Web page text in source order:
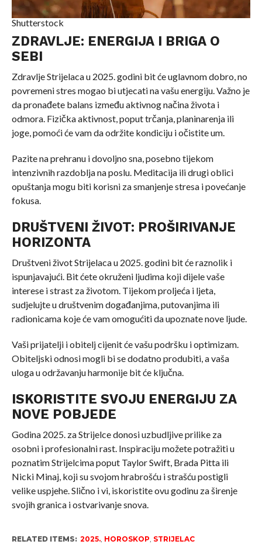
Shutterstock
ZDRAVLJE: ENERGIJA I BRIGA O
SEBI
Zdravlje Strijelaca u 2025. godini bit će uglavnom dobro, no
povremeni stres mogao bi utjecati na vašu energiju. Važno je
da pronađete balans između aktivnog načina života i
odmora. Fizička aktivnost, poput trčanja, planinarenja ili
joge, pomoći će vam da održite kondiciju i očistite um.
Pazite na prehranu i dovoljno sna, posebno tijekom
intenzivnih razdoblja na poslu. Meditacija ili drugi oblici
opuštanja mogu biti korisni za smanjenje stresa i povećanje
fokusa.
DRUŠTVENI ŽIVOT: PROŠIRIVANJE
HORIZONTA
Društveni život Strijelaca u 2025. godini bit će raznolik i
ispunjavajući. Bit ćete okruženi ljudima koji dijele vaše
interese i strast za životom. Tijekom proljeća i ljeta,
sudjelujte u društvenim događanjima, putovanjima ili
radionicama koje će vam omogućiti da upoznate nove ljude.
Vaši prijatelji i obitelj cijenit će vašu podršku i optimizam.
Obiteljski odnosi mogli bi se dodatno produbiti, a vaša
uloga u održavanju harmonije bit će ključna.
ISKORISTITE SVOJU ENERGIJU ZA
NOVE POBJEDE
Godina 2025. za Strijelce donosi uzbudljive prilike za
osobni i profesionalni rast. Inspiraciju možete potražiti u
poznatim Strijelcima poput Taylor Swift, Brada Pitta ili
Nicki Minaj, koji su svojom hrabrošću i strašću postigli
velike uspjehe. Slično i vi, iskoristite ovu godinu za širenje
svojih granica i ostvarivanje snova.
RELATED ITEMS: 2025., HOROSKOP STRIJELAC